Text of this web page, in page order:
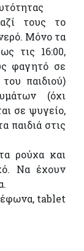
τους το
Μόνο τα
τις 16:00,
φαγητό σε
παιδιού)
(όχι
σε ψυγείο,
παιδιά στις
ρούχα και
Να έχουν
tablet